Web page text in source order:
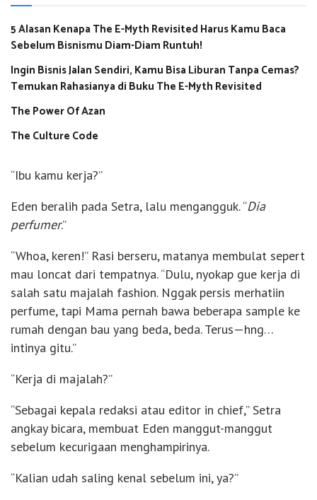
5 Alasan Kenapa The E-Myth Revisited Harus Kamu Baca
Sebelum Bisnismu Diam-Diam Runtuh!
Ingin Bisnis Jalan Sendiri, Kamu Bisa Liburan Tanpa Cemas?
Temukan Rahasianya di Buku The E-Myth Revisited
The Power Of Azan
The Culture Code
“Ibu kamu kerja?”
Eden beralih pada Setra, lalu mengangguk. “Dia
perfumer.”
“Whoa, keren!” Rasi berseru, matanya membulat sepert
mau loncat dari tempatnya. “Dulu, nyokap gue kerja di
salah satu majalah fashion. Nggak persis merhatiin
perfume, tapi Mama pernah bawa beberapa sample ke
rumah dengan bau yang beda, beda. Terus—hng…
intinya gitu.”
“Kerja di majalah?”
“Sebagai kepala redaksi atau editor in chief,” Setra
angkay bicara, membuat Eden manggut-manggut
sebelum kecurigaan menghampirinya.
“Kalian udah saling kenal sebelum ini, ya?”